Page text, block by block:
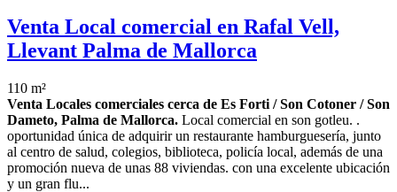
Venta Local comercial en Rafal Vell,
Llevant Palma de Mallorca
110 m²
Venta Locales comerciales cerca de Es Forti / Son Cotoner / Son
Dameto, Palma de Mallorca. Local comercial en son gotleu. .
oportunidad única de adquirir un restaurante hamburguesería, junto
al centro de salud, colegios, biblioteca, policía local, además de una
promoción nueva de unas 88 viviendas. con una excelente ubicación
y un gran flu...